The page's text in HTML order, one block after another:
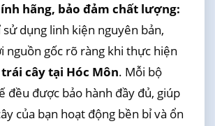
hãng, bảo đảm chất lượng:
sử dụng linh kiện nguyên bản,
nguồn gốc rõ ràng khi thực hiện
cây tại Hóc Môn. Mỗi bộ
đều được bảo hành đầy đủ, giúp
của bạn hoạt động bền bỉ và ổn